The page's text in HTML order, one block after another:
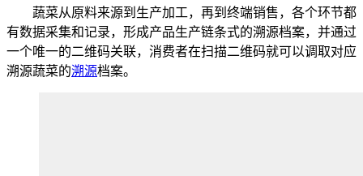
蔬菜从原料来源到生产加工，再到终端销售，各个环节都
有数据采集和记录，形成产品生产链条式的溯源档案，并通过
一个唯一的二维码关联，消费者在扫描二维码就可以调取对应
溯源蔬菜的溯源档案。